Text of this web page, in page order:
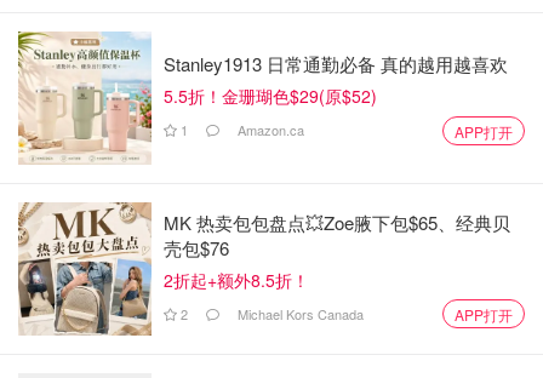
Stanley1913 日常通勤必备 真的越用越喜欢
5.5折！金珊瑚色$29(原$52)
1 Amazon.ca APP打开
MK 热卖包包盘点💥Zoe腋下包$65、经典贝
壳包$76
2折起+额外8.5折！
2 Michael Kors Canada APP打开